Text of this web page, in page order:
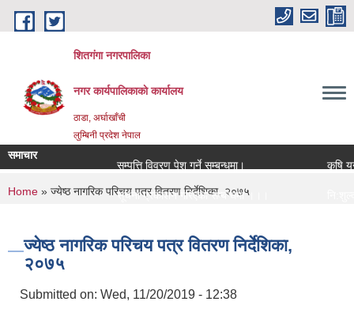
Skip to main content
शितगंगा नगरपालिका
नगर कार्यपालिकाकाे कार्यालय
ठाडा, अर्घाखाँची
लुम्बिनी प्रदेश नेपाल
समाचार
सम्पत्ति विवरण पेश गर्ने सम्बन्धमा।
कृषि
सूचना प्रकाशन गरिएको सम्बन्धमा ।।।
You are here
Home » ज्येष्ठ नागरिक परिचय पत्र वितरण निर्देशिका, २०७५
ज्येष्ठ नागरिक परिचय पत्र वितरण निर्देशिका,
२०७५
Submitted on: Wed, 11/20/2019 - 12:38